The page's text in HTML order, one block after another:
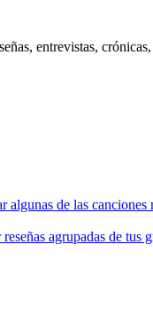
entrevistas,
algunas de las
agrupadas de tus